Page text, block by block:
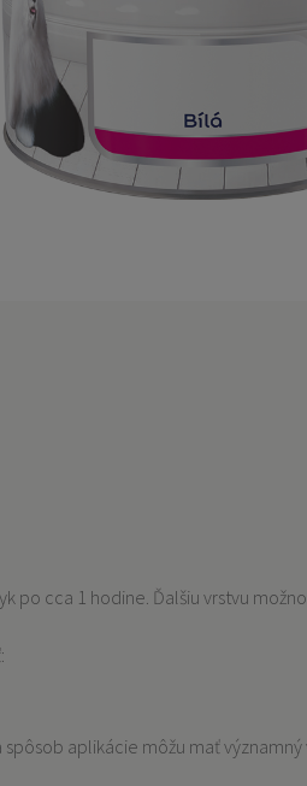
po cca 1 hodine. Ďalšiu vrstvu
aplikácie môžu mať